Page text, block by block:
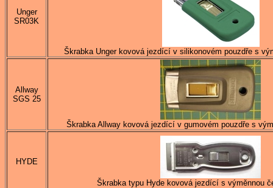
Unger
SR03K
Škrabka Unger kovová jezdící v silikonovém pouzdře s
Allway
SGS 25
Škrabka Allway kovová jezdící v gumovém pouzdře s
HYDE
Škrabka typu Hyde kovová jezdící s výměnnou